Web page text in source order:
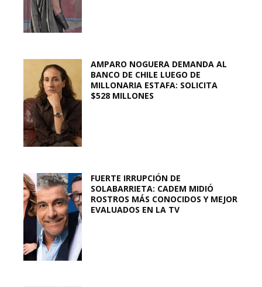
AMPARO NOGUERA DEMANDA AL
BANCO DE CHILE LUEGO DE
MILLONARIA ESTAFA: SOLICITA
$528 MILLONES
FUERTE IRRUPCIÓN DE
SOLABARRIETA: CADEM MIDIÓ
ROSTROS MÁS CONOCIDOS Y MEJOR
EVALUADOS EN LA TV